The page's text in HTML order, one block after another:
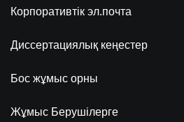
Корпоративтік эл.почта
Диссертациялық кеңестер
Бос жұмыс орны
Жұмыс Берушілерге